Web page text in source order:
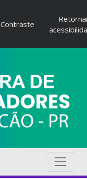
Contraste